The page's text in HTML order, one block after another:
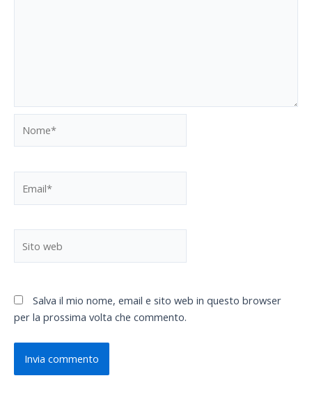
web
Salva il mio nome, email e sito web in questo browser
per la prossima volta che commento.